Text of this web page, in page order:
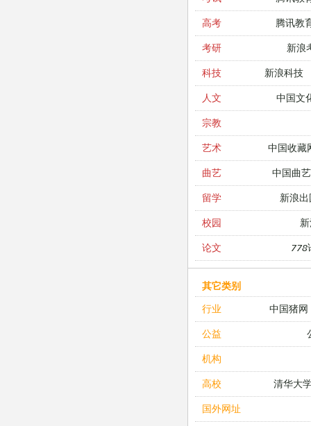
高考 腾讯教
考研 新浪
科技 新浪科技
人文 中国文
宗教
艺术 中国收藏
曲艺 中国曲
留学 新浪
校园
论文 778
其它类别
行业
中国猪网
公益
机构
高校 清华大
国外网址